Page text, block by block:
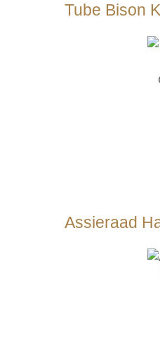
Tube Bison
Assieraad